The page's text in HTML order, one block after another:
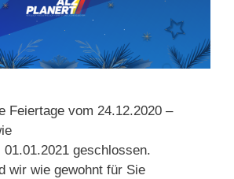
Feiertage vom 24.12.2020 –
geschlossen.
wir wie gewohnt für Sie